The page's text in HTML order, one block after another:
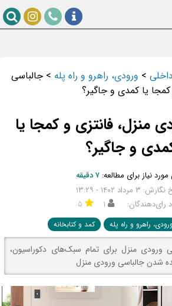
>ورودی، راهرو و راه پله>جالباسی
یا کمدی و جاگیر؟
منزل، فانتزی و کمجا یا
و جاگیر؟
نیاز برای مطالعه:۷ دقیقه
مرداد ۱۴۰۲ - ۱۳:۲۹
رای‌دهندگان:
۱ ۵
راهرو و راه پله کمد و کتابخانه
ورودی منزل برای تمام سبک‌های دکوراسیون،
شدن جالباسی ورودی منزل